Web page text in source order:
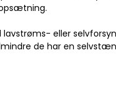
eller
de har en